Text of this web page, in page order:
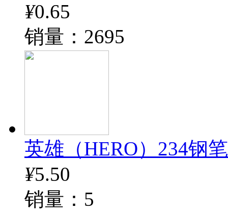
¥0.65
销量：2695
英雄（HERO）234钢
¥5.50
销量：5